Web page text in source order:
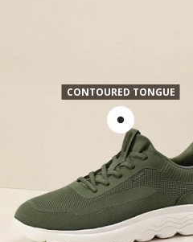
CONTOURED TONGUE